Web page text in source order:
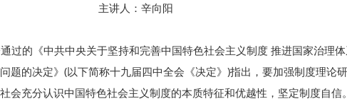
主讲人：辛向阳
过的《中共中央关于坚持和完善中国特色社会主义制度 推进国家治理
题的决定》(以下简称十九届四中全会《决定》)指出，要加强制度理论
会充分认识中国特色社会主义制度的本质特征和优越性，坚定制度自信